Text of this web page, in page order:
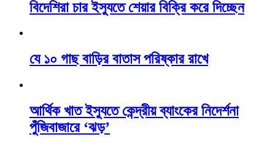
বিদেশিরা চার ইস্যুতে শেয়ার বিক্রি করে দিচ্ছেন
যে ১০ গাছ বাড়ির বাতাস পরিষ্কার রাখে
আর্থিক খাত ইস্যুতে কেন্দ্রীয় ব্যাংকের নিদের্শনা
পুঁজিবাজারে ‘ঝড়’